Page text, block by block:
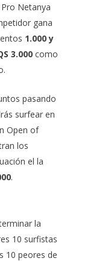
Netanya
gana
1.000 y
3.000 como
pasando
surfear en
Open of
los
el la
.
la
10 surfistas
10 peores de